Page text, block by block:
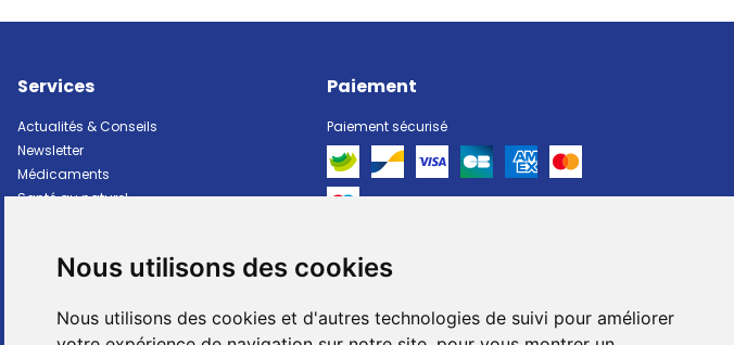
Nous utilisons des cookies
Nous utilisons des cookies et d'autres technologies de suivi pour améliorer
Services
Actualités & Conseils
Newsletter
Médicaments
Santé au naturel
Bébé et maman
Animaux
Paiement
Paiement sécurisé
Livraison
Livraison dans un Point Relais